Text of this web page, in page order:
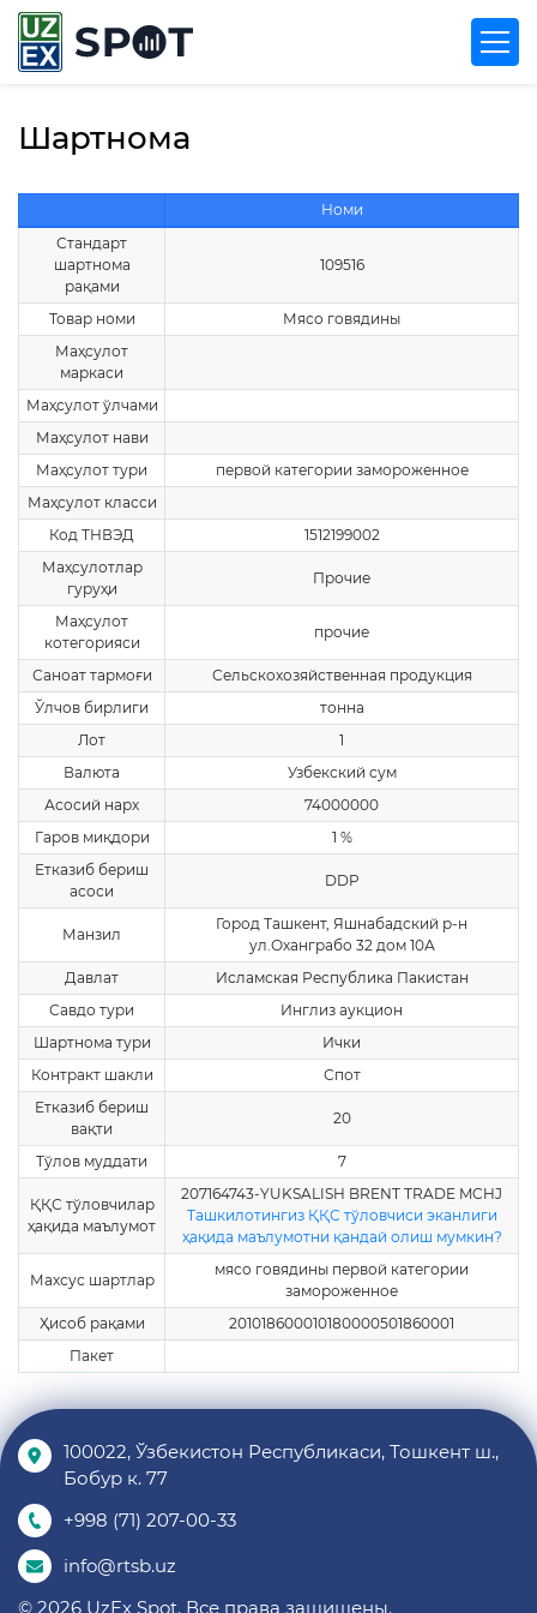
Шартнома
Номи
Стандарт
шартнома
рақами
109516
Товар номи
Мясо говядины
Маҳсулот
маркаси
Маҳсулот ўлчами
Маҳсулот нави
Маҳсулот тури
первой категории замороженное
Маҳсулот класси
Код ТНВЭД
1512199002
Маҳсулотлар
гуруҳи
Прочие
Маҳсулот
котегорияси
прочие
Саноат тармоғи
Сельскохозяйственная продукция
Ўлчов бирлиги
тонна
Лот
1
Валюта
Узбекский сум
Асосий нарх
74000000
Гаров миқдори
1 %
Етказиб бериш
асоси
DDP
Манзил
Город Ташкент, Яшнабадский р-н
ул.Оханграбо 32 дом 10А
Давлат
Исламская Республика Пакистан
Савдо тури
Инглиз аукцион
Шартнома тури
Ички
Контракт шакли
Спот
Етказиб бериш
вақти
20
Тўлов муддати 7
ҚҚС тўловчилар
ҳақида маълумот
207164743-YUKSALISH BRENT TRADE MCHJ
Ташкилотингиз ҚҚС тўловчиси эканлиги
ҳақида маълумотни қандай олиш мумкин?
Махсус шартлар
мясо говядины первой категории
замороженное
Ҳисоб рақами
201018600010180000501860001
Пакет
100022, Ўзбекистон Республикаси, Тошкент ш.,
Бобур к. 77
+998 (71) 207-00-33
info@rtsb.uz
© 2026 UzEx Spot. Все права защищены.